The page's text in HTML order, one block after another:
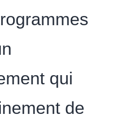
qui
de